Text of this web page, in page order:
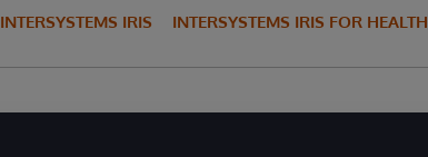
INTERSYSTEMS IRIS INTERSYSTEMS IRIS FOR HEALTH